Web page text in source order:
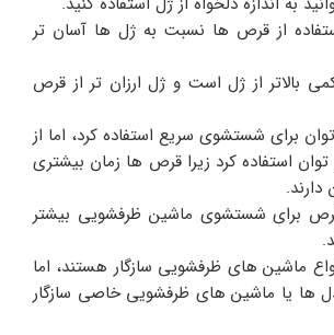
از قرص ها نسبت به ژل ها آسان تر
بالاتر از ژل است و ژل ارزان تر از قرص
برای شستشوی سریع استفاده کرد، اما از
استفاده کرد زیرا قرص ها زمان بیشتری
برای شستشوی ماشین ظرفشویی بیشتر
ماشین های ظرفشویی سازگار هستند، اما
ها یا ماشین های ظرفشویی خاصی سازگار